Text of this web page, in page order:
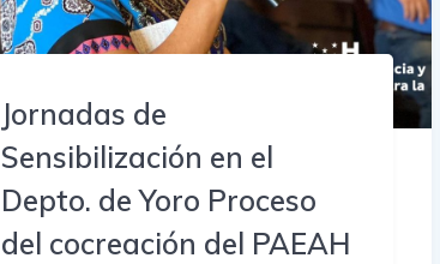
Jornadas de
Sensibilización en el
Depto. de Yoro Proceso
del cocreación del PAEAH